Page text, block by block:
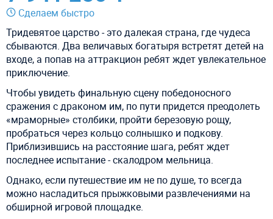
Сделаем быстро
Тридевятое царство - это далекая страна, где чудеса
сбываются. Два величавых богатыря встретят детей на
входе, а попав на аттракцион ребят ждет увлекательное
приключение.
Чтобы увидеть финальную сцену победоносного
сражения с драконом им, по пути придется преодолеть
«мраморные» столбики, пройти березовую рощу,
пробраться через кольцо солнышко и подкову.
Приблизившись на расстояние шага, ребят ждет
последнее испытание - скалодром мельница.
Однако, если путешествие им не по душе, то всегда
можно насладиться прыжковыми развлечениями на
обширной игровой площадке.